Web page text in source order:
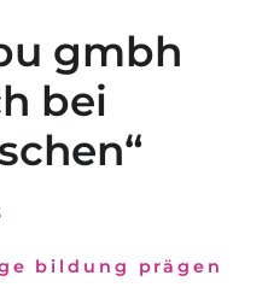
gmbh
bei
bildung prägen